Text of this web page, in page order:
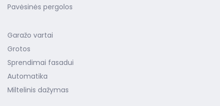
Pavėsinės pergolos
Garažo vartai
Grotos
Sprendimai fasadui
Automatika
Miltelinis dažymas